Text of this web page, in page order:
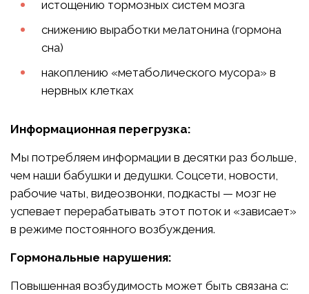
истощению тормозных систем мозга
снижению выработки мелатонина (гормона
сна)
накоплению «метаболического мусора» в
нервных клетках
Информационная перегрузка:
Мы потребляем информации в десятки раз больше,
чем наши бабушки и дедушки. Соцсети, новости,
рабочие чаты, видеозвонки, подкасты — мозг не
успевает перерабатывать этот поток и «зависает»
в режиме постоянного возбуждения.
Гормональные нарушения:
Повышенная возбудимость может быть связана с: